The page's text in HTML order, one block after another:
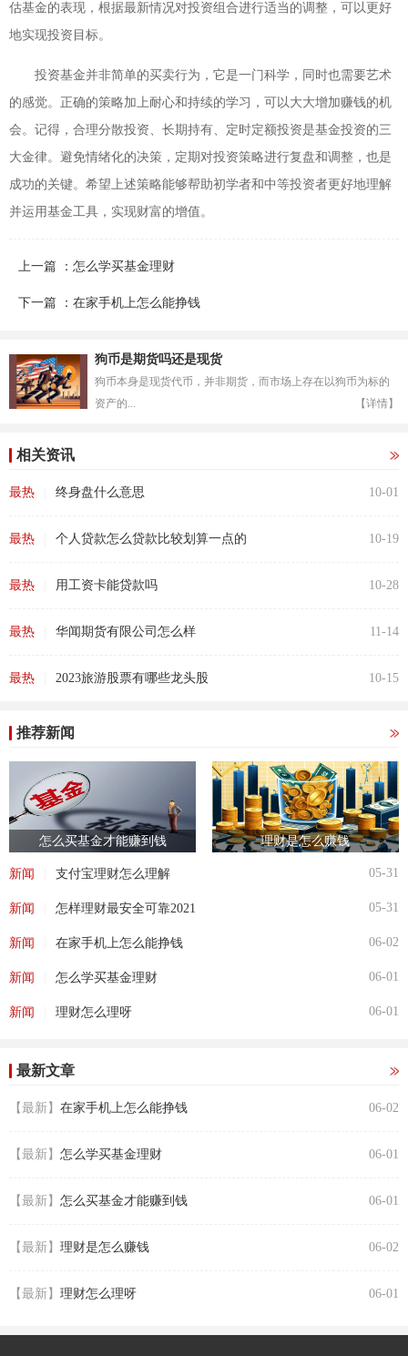
估基金的表现，根据最新情况对投资组合进行适当的调整，可以更好
地实现投资目标。
投资基金并非简单的买卖行为，它是一门科学，同时也需要艺术
的感觉。正确的策略加上耐心和持续的学习，可以大大增加赚钱的机
会。记得，合理分散投资、长期持有、定时定额投资是基金投资的三
大金律。避免情绪化的决策，定期对投资策略进行复盘和调整，也是
成功的关键。希望上述策略能够帮助初学者和中等投资者更好地理解
并运用基金工具，实现财富的增值。
上一篇 ：怎么学买基金理财
下一篇 ：在家手机上怎么能挣钱
狗币是期货吗还是现货
狗币本身是现货代币，并非期货，而市场上存在以狗币为标的
资产的...
【详情】
相关资讯
最热 终身盘什么意思 10-01
最热 个人贷款怎么贷款比较划算一点的 10-19
最热 用工资卡能贷款吗 10-28
最热 华闻期货有限公司怎么样 11-14
最热 2023旅游股票有哪些龙头股 10-15
推荐新闻
怎么买基金才能赚到钱 理财是怎么赚钱
新闻 支付宝理财怎么理解 05-31
新闻 怎样理财最安全可靠2021 05-31
新闻 在家手机上怎么能挣钱 06-02
新闻 怎么学买基金理财 06-01
新闻 理财怎么理呀 06-01
最新文章
【最新】 在家手机上怎么能挣钱 06-02
【最新】 怎么学买基金理财 06-01
【最新】 怎么买基金才能赚到钱 06-01
【最新】 理财是怎么赚钱 06-02
【最新】 理财怎么理呀 06-01